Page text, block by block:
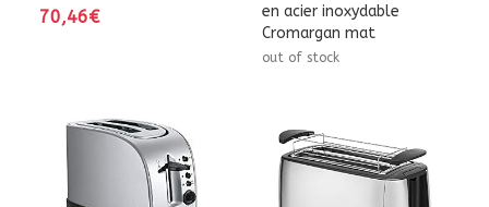
70,46€
en acier inoxydable
Cromargan mat
out of stock